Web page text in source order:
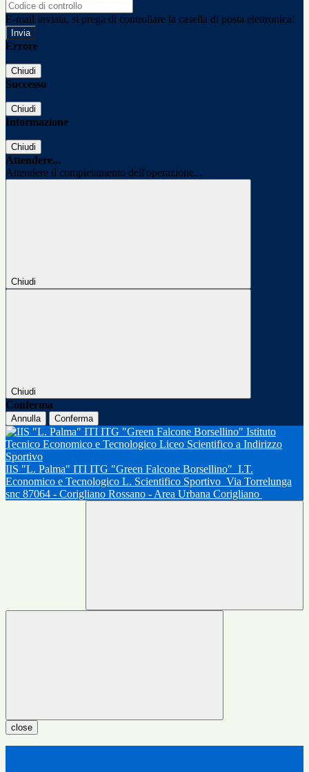
E-mail inviata, si prega di controllare la casella di posta elettronica!
Errore
Chiudi
Successo
Chiudi
Informazione
Chiudi
Attendere...
Attendere il completamento dell'operazione...
Chiudi
Chiudi
Conferma
Annulla Conferma
IIS "L. Palma" ITI ITG "Green Falcone Borsellino" I.T.
Economico e Tecnologico L. Scientifico Sportivo Via Torrelunga
snc 87064 - Corigliano Rossano - Area Urbana Corigliano
close